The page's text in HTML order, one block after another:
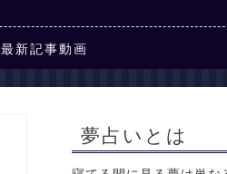
最新記事動画
夢占いとは